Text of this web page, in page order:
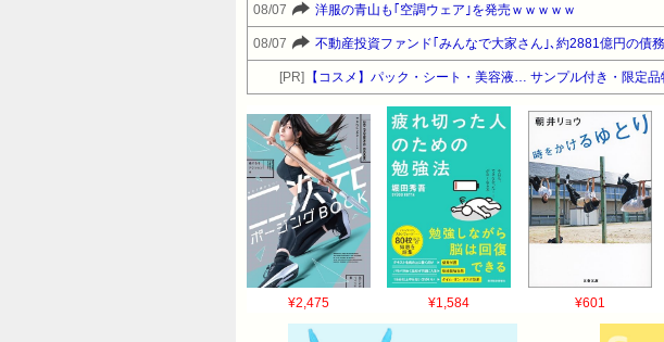
08/07 洋服の青山も｢空調ウェア｣を発売ｗｗｗｗｗ
08/07 不動産投資ファンド｢みんなで大家さん｣､約2881億円の債
[PR] 【コスメ】パック・シート・美容液… サンプル付き・限定品
¥2,475 ¥1,584 ¥601